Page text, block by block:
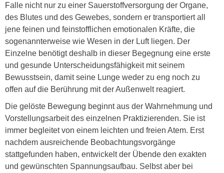
Falle nicht nur zu einer Sauerstoffversorgung der Organe,
des Blutes und des Gewebes, sondern er transportiert all
jene feinen und feinstofflichen emotionalen Kräfte, die
sogenannterweise wie Wesen in der Luft liegen. Der
Einzelne benötigt deshalb in dieser Begegnung eine erste
und gesunde Unterscheidungsfähigkeit mit seinem
Bewusstsein, damit seine Lunge weder zu eng noch zu
offen auf die Berührung mit der Außenwelt reagiert.
Die gelöste Bewegung beginnt aus der Wahrnehmung und
Vorstellungsarbeit des einzelnen Praktizierenden. Sie ist
immer begleitet von einem leichten und freien Atem. Erst
nachdem ausreichende Beobachtungsvorgänge
stattgefunden haben, entwickelt der Übende den exakten
und gewünschten Spannungsaufbau. Selbst aber bei